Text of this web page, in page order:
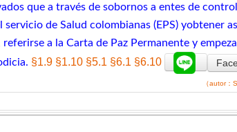
que a través de sobornos a entes de
de Salud colombianas (EPS) yobtener
a la Carta de Paz Permanente y
§1.9 §1.10 §5.1 §6.1 §6.10
（autor